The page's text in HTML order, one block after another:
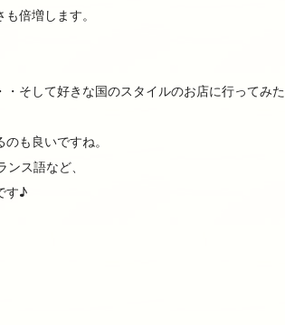
倍増します。
そして好きな国のスタイルのお店に行ってみた
も良いですね。
ス語など、
す♪